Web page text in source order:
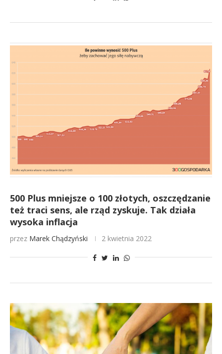
500 Plus mniejsze o 100 złotych, oszczędzanie
też traci sens, ale rząd zyskuje. Tak działa
wysoka inflacja
przez Marek Chądzyński 2 kwietnia 2022